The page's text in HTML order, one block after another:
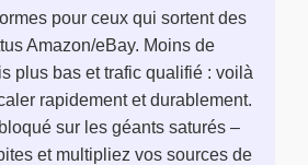
pour ceux qui sortent des
Amazon/eBay. Moins de
plus bas et trafic qualifié : voilà
rapidement et durablement.
sur les géants saturés –
et multipliez vos sources de